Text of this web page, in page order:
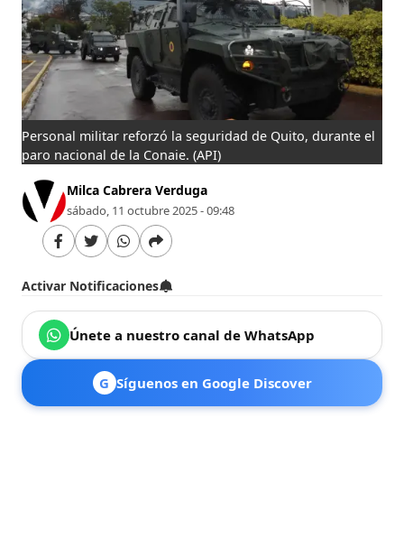
Personal militar reforzó la seguridad de Quito, durante el
paro nacional de la Conaie. (API)
Milca Cabrera Verduga
sábado, 11 octubre 2025 - 09:48
Activar Notificaciones
Únete a nuestro canal de WhatsApp
G Síguenos en Google Discover